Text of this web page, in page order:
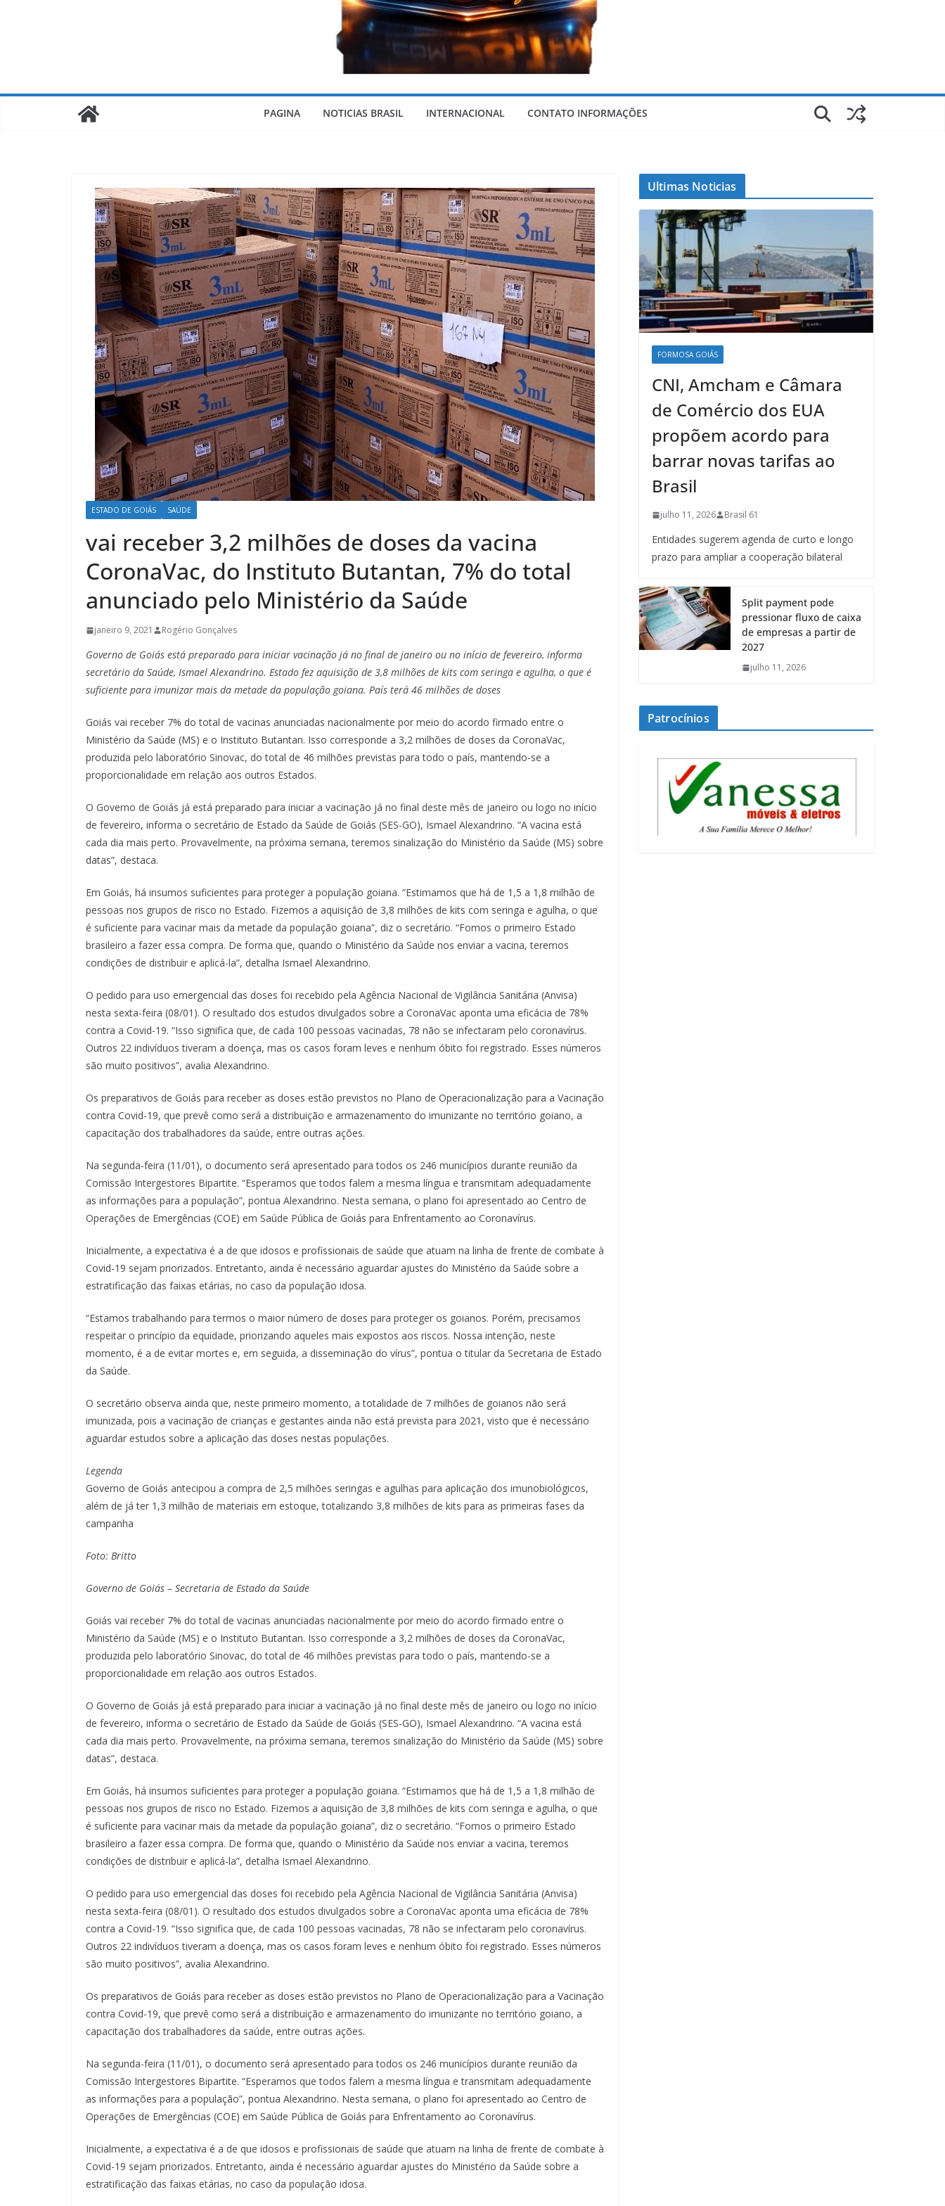
s
a
-
G
o
i
á
s
/
P
l
a
n
a
l
t
i
a
–
G
o
s
PAGINA NOTICIAS BRASIL INTERNACIONAL CONTATO INFORMAÇÕES
ESTADO DE GOIÁS SAÚDE
vai receber 3,2 milhões de doses da vacina
CoronaVac, do Instituto Butantan, 7% do total
anunciado pelo Ministério da Saúde
janeiro 9, 2021 Rogério Gonçalves
Governo de Goiás está preparado para iniciar vacinação já no final de janeiro ou no início de fevereiro, informa
secretário da Saúde, Ismael Alexandrino. Estado fez aquisição de 3,8 milhões de kits com seringa e agulha, o que é
suficiente para imunizar mais da metade da população goiana. País terá 46 milhões de doses
Goiás vai receber 7% do total de vacinas anunciadas nacionalmente por meio do acordo firmado entre o
Ministério da Saúde (MS) e o Instituto Butantan. Isso corresponde a 3,2 milhões de doses da CoronaVac,
produzida pelo laboratório Sinovac, do total de 46 milhões previstas para todo o país, mantendo-se a
proporcionalidade em relação aos outros Estados.
O Governo de Goiás já está preparado para iniciar a vacinação já no final deste mês de janeiro ou logo no início
de fevereiro, informa o secretário de Estado da Saúde de Goiás (SES-GO), Ismael Alexandrino. “A vacina está
cada dia mais perto. Provavelmente, na próxima semana, teremos sinalização do Ministério da Saúde (MS) sobre
datas”, destaca.
Em Goiás, há insumos suficientes para proteger a população goiana. “Estimamos que há de 1,5 a 1,8 milhão de
pessoas nos grupos de risco no Estado. Fizemos a aquisição de 3,8 milhões de kits com seringa e agulha, o que
é suficiente para vacinar mais da metade da população goiana”, diz o secretário. “Fomos o primeiro Estado
brasileiro a fazer essa compra. De forma que, quando o Ministério da Saúde nos enviar a vacina, teremos
condições de distribuir e aplicá-la”, detalha Ismael Alexandrino.
O pedido para uso emergencial das doses foi recebido pela Agência Nacional de Vigilância Sanitária (Anvisa)
nesta sexta-feira (08/01). O resultado dos estudos divulgados sobre a CoronaVac aponta uma eficácia de 78%
contra a Covid-19. “Isso significa que, de cada 100 pessoas vacinadas, 78 não se infectaram pelo coronavírus.
Outros 22 indivíduos tiveram a doença, mas os casos foram leves e nenhum óbito foi registrado. Esses números
são muito positivos”, avalia Alexandrino.
Os preparativos de Goiás para receber as doses estão previstos no Plano de Operacionalização para a Vacinação
contra Covid-19, que prevê como será a distribuição e armazenamento do imunizante no território goiano, a
capacitação dos trabalhadores da saúde, entre outras ações.
Na segunda-feira (11/01), o documento será apresentado para todos os 246 municípios durante reunião da
Comissão Intergestores Bipartite. “Esperamos que todos falem a mesma língua e transmitam adequadamente
as informações para a população”, pontua Alexandrino. Nesta semana, o plano foi apresentado ao Centro de
Operações de Emergências (COE) em Saúde Pública de Goiás para Enfrentamento ao Coronavírus.
Inicialmente, a expectativa é a de que idosos e profissionais de saúde que atuam na linha de frente de combate à
Covid-19 sejam priorizados. Entretanto, ainda é necessário aguardar ajustes do Ministério da Saúde sobre a
estratificação das faixas etárias, no caso da população idosa.
“Estamos trabalhando para termos o maior número de doses para proteger os goianos. Porém, precisamos
respeitar o princípio da equidade, priorizando aqueles mais expostos aos riscos. Nossa intenção, neste
momento, é a de evitar mortes e, em seguida, a disseminação do vírus”, pontua o titular da Secretaria de Estado
da Saúde.
O secretário observa ainda que, neste primeiro momento, a totalidade de 7 milhões de goianos não será
imunizada, pois a vacinação de crianças e gestantes ainda não está prevista para 2021, visto que é necessário
aguardar estudos sobre a aplicação das doses nestas populações.
Legenda
Governo de Goiás antecipou a compra de 2,5 milhões seringas e agulhas para aplicação dos imunobiológicos,
além de já ter 1,3 milhão de materiais em estoque, totalizando 3,8 milhões de kits para as primeiras fases da
campanha
Foto: Britto
Governo de Goiás – Secretaria de Estado da Saúde
Goiás vai receber 7% do total de vacinas anunciadas nacionalmente por meio do acordo firmado entre o
Ministério da Saúde (MS) e o Instituto Butantan. Isso corresponde a 3,2 milhões de doses da CoronaVac,
produzida pelo laboratório Sinovac, do total de 46 milhões previstas para todo o país, mantendo-se a
proporcionalidade em relação aos outros Estados.
O Governo de Goiás já está preparado para iniciar a vacinação já no final deste mês de janeiro ou logo no início
de fevereiro, informa o secretário de Estado da Saúde de Goiás (SES-GO), Ismael Alexandrino. “A vacina está
cada dia mais perto. Provavelmente, na próxima semana, teremos sinalização do Ministério da Saúde (MS) sobre
datas”, destaca.
Em Goiás, há insumos suficientes para proteger a população goiana. “Estimamos que há de 1,5 a 1,8 milhão de
pessoas nos grupos de risco no Estado. Fizemos a aquisição de 3,8 milhões de kits com seringa e agulha, o que
é suficiente para vacinar mais da metade da população goiana”, diz o secretário. “Fomos o primeiro Estado
brasileiro a fazer essa compra. De forma que, quando o Ministério da Saúde nos enviar a vacina, teremos
condições de distribuir e aplicá-la”, detalha Ismael Alexandrino.
O pedido para uso emergencial das doses foi recebido pela Agência Nacional de Vigilância Sanitária (Anvisa)
nesta sexta-feira (08/01). O resultado dos estudos divulgados sobre a CoronaVac aponta uma eficácia de 78%
contra a Covid-19. “Isso significa que, de cada 100 pessoas vacinadas, 78 não se infectaram pelo coronavírus.
Outros 22 indivíduos tiveram a doença, mas os casos foram leves e nenhum óbito foi registrado. Esses números
são muito positivos”, avalia Alexandrino.
Os preparativos de Goiás para receber as doses estão previstos no Plano de Operacionalização para a Vacinação
contra Covid-19, que prevê como será a distribuição e armazenamento do imunizante no território goiano, a
capacitação dos trabalhadores da saúde, entre outras ações.
Na segunda-feira (11/01), o documento será apresentado para todos os 246 municípios durante reunião da
Comissão Intergestores Bipartite. “Esperamos que todos falem a mesma língua e transmitam adequadamente
as informações para a população”, pontua Alexandrino. Nesta semana, o plano foi apresentado ao Centro de
Operações de Emergências (COE) em Saúde Pública de Goiás para Enfrentamento ao Coronavírus.
Inicialmente, a expectativa é a de que idosos e profissionais de saúde que atuam na linha de frente de combate à
Covid-19 sejam priorizados. Entretanto, ainda é necessário aguardar ajustes do Ministério da Saúde sobre a
estratificação das faixas etárias, no caso da população idosa.
Ultimas Noticias
FORMOSA GOIÁS
CNI, Amcham e Câmara
de Comércio dos EUA
propõem acordo para
barrar novas tarifas ao
Brasil
julho 11, 2026 Brasil 61
Entidades sugerem agenda de curto e longo
prazo para ampliar a cooperação bilateral
Split payment pode
pressionar fluxo de caixa
de empresas a partir de
2027
julho 11, 2026
Patrocínios